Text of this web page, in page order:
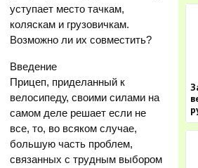
уступает место тачкам,
коляскам и грузовичкам.
Возможно ли их совместить?
Введение
Прицеп, приделанный к
велосипеду, своими силами на
самом деле решает если не
все, то, во всяком случае,
большую часть проблем,
связанных с трудным выбором